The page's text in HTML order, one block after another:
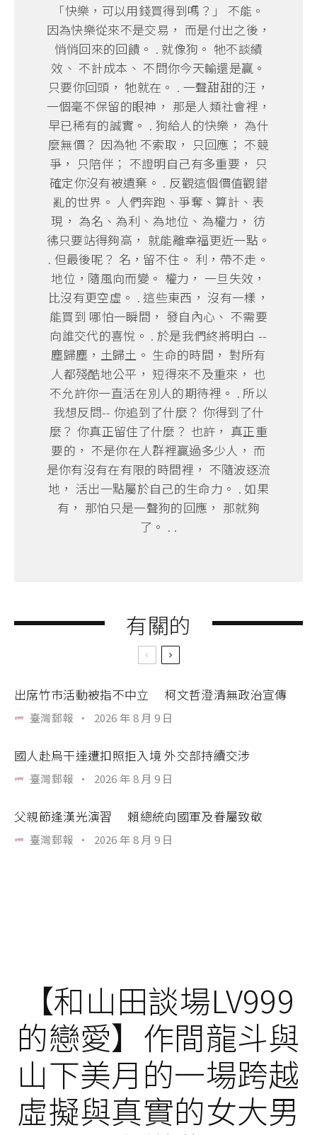
「快樂，可以用錢買得到嗎？」 不能。
因為快樂從來不是交易， 而是付出之後，
悄悄回來的回饋。 . 就像狗。 牠不談績
效、 不計成本、 不問你今天輸還是贏。
只要你回頭， 牠就在。 . 一聲甜甜的汪，
一個毫不保留的眼神， 那是人類社會裡，
早已稀有的誠實。 . 狗給人的快樂， 為什
麼無價？ 因為牠 不索取， 只回應； 不競
爭， 只陪伴； 不證明自己有多重要， 只
確定你沒有被遺棄。 . 反觀這個價值觀錯
亂的世界。 人們奔跑、爭奪、算計、表
現， 為名、為利、為地位、為權力， 彷
彿只要站得夠高， 就能離幸福更近一點。
. 但最後呢？ 名，留不住。 利，帶不走。
地位，隨風向而變。 權力， 一旦失效，
比沒有更空虛。 . 這些東西， 沒有一樣，
能買到 哪怕一瞬間， 發自內心、 不需要
向誰交代的喜悅。 . 於是我們終將明白 --
塵歸塵，土歸土。 生命的時間， 對所有
人都殘酷地公平， 短得來不及重來， 也
不允許你一直活在別人的期待裡。 . 所以
我想反問-- 你追到了什麼？ 你得到了什
麼？ 你真正留住了什麼？ 也許， 真正重
要的， 不是你在人群裡贏過多少人， 而
是你有沒有在有限的時間裡， 不隨波逐流
地， 活出一點屬於自己的生命力。 . 如果
有， 那怕只是一聲狗的回應， 那就夠
了。 . .
有關的
出席竹市活動被指不中立 柯文哲澄清無政治宣傳
臺灣郵報 · 2026 年 8 月 9 日
國人赴烏干達遭扣照拒入境 外交部持續交涉
臺灣郵報 · 2026 年 8 月 9 日
父親節逢漢光演習 賴總統向國軍及眷屬致敬
臺灣郵報 · 2026 年 8 月 9 日
【和山田談場LV999
的戀愛】作間龍斗與
山下美月的一場跨越
虛擬與真實的女大男